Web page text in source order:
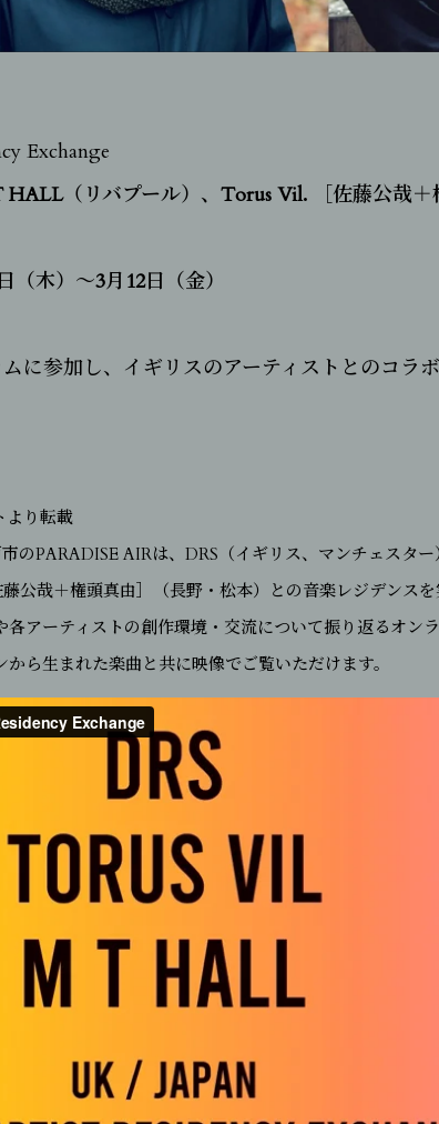
Exchange
（リバプール）、Torus Vil. ［佐藤公哉＋
（木）～3月12日（金）
に参加し、イギリスのアーティストとのコラ
より転載
市のPARADISE AIRは、DRS（イギリス、マンチェスタ
公哉＋権頭真由］（長野・松本）との音楽レジデンスを
各アーティストの創作環境・交流について振り返るオン
ら生まれた楽曲と共に映像でご覧いただけます。